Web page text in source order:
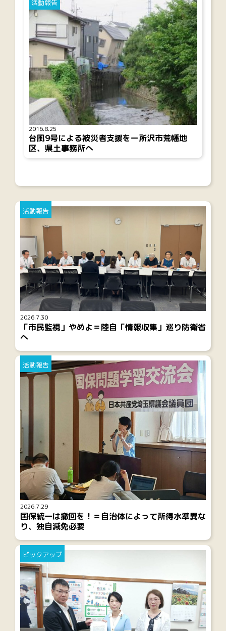
2016.8.25
活動報告
台風9号による被災者支援をー所沢市荒幡地
区、県土事務所へ
2026.7.30
活動報告
「市民監視」やめよ＝陸自「情報収集」巡り防衛省
へ
2026.7.29
活動報告
国保統一は撤回を！＝自治体によって所得水準異な
り、独自減免必要
ピックアップ